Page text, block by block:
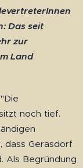
Das seit
zur
Land
"Die
noch tief.
dass Gerasdorf
Als Begründung